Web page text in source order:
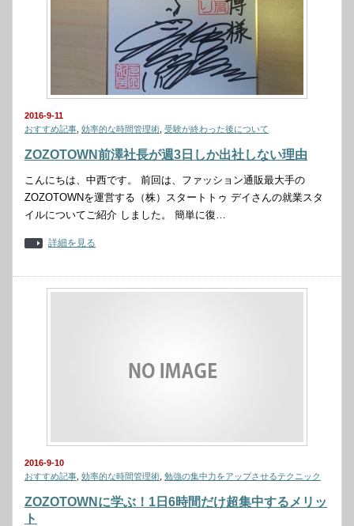
2016-9-11
おすすめ記事 効率的な時間管理術 受験が終わった後について
ZOZOTOWN前澤社長が週3日しか出社しない理由
こんにちは、中西です。 前回は、ファッション通販最大手の
ZOZOTOWNを運営する（株）スタートトゥ デイさんの就業スタ
イルについてご紹介 しました。 簡単に復…
詳細を見る
2016-9-10
おすすめ記事 効率的な時間管理術 勉強の集中力をアップさせるテクニック
ZOZOTOWNに学ぶ！1日6時間だけ超集中するメリッ
ト